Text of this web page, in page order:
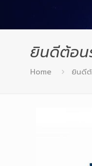
ยินดีต้อน
Home ยินดี